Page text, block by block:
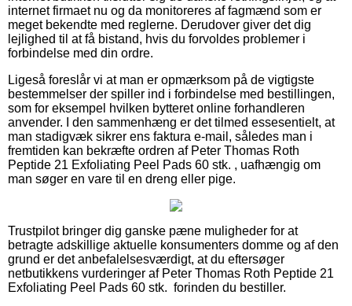
internet firmaet nu og da monitoreres af fagmænd som er
meget bekendte med reglerne. Derudover giver det dig
lejlighed til at få bistand, hvis du forvoldes problemer i
forbindelse med din ordre.
Ligeså foreslår vi at man er opmærksom på de vigtigste
bestemmelser der spiller ind i forbindelse med bestillingen,
som for eksempel hvilken bytteret online forhandleren
anvender. I den sammenhæng er det tilmed essesentielt, at
man stadigvæk sikrer ens faktura e-mail, således man i
fremtiden kan bekræfte ordren af Peter Thomas Roth
Peptide 21 Exfoliating Peel Pads 60 stk. , uafhængig om
man søger en vare til en dreng eller pige.
Trustpilot bringer dig ganske pæne muligheder for at
betragte adskillige aktuelle konsumenters domme og af den
grund er det anbefalelsesværdigt, at du eftersøger
netbutikkens vurderinger af Peter Thomas Roth Peptide 21
Exfoliating Peel Pads 60 stk. forinden du bestiller.